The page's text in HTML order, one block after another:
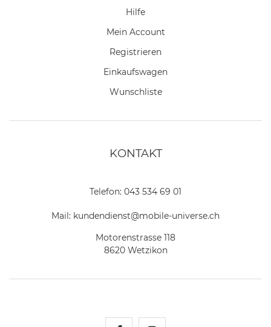
Hilfe
Mein Account
Registrieren
Einkaufswagen
Wunschliste
KONTAKT
Telefon: 043 534 69 01
Mail: kundendienst@mobile-universe.ch
Motorenstrasse 118
8620 Wetzikon